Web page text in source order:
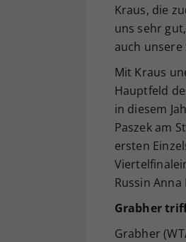
Kraus, die
uns sehr
auch unsere
Mit Kraus
Hauptfeld
in diesem
Paszek am
ersten
Russin Anna
Grabher
Grabher